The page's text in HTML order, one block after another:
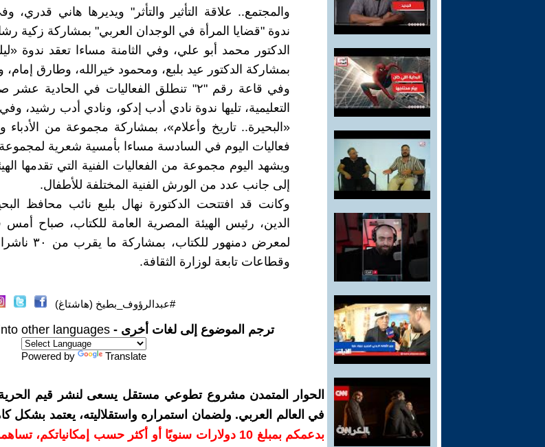
والمجتمع.. علاقة التأثير والتأثر" ويديرها هاني
ندوة "قضايا المرأة في الوجدان العربي" بمشاركة زكية
الدكتور محمد أبو علي، وفي الثامنة مساءا تعقد ندوة
بمشاركة الدكتور عيد بلبع، ومحمود خيرالله، وطارق إمام،
وفي قاعة رقم "٢" تنطلق الفعاليات في الحادية
التعليمية، تليها ندوة نادي أدب إدكو، ونادي أدب رشيد،
«البحيرة.. تاريخ وأعلام»، بمشاركة مجموعة من الأدباء
فعاليات اليوم في السادسة مساءا بأمسية شعرية
ويشهد اليوم مجموعة من الفعاليات الفنية التي تقدمها
إلى جانب عدد من الورش الفنية المختلفة للأطفال.
وكانت قد افتتحت الدكتورة نهال بلبع نائب محافظ
الدين، رئيس الهيئة المصرية العامة للكتاب، صباح أمس
لمعرض دمنهور
وقطاعات تابعة لوزارة الثقافة.
#عبدالرؤوف_بطيخ (هاشتاغ)
ترجم الموضوع إلى لغات أخرى - other languages
Powered by Translate
الحوار المتمدن مشروع تطوعي مستقل يسعى لنشر قيم الحرية،
في العالم العربي. ولضمان استمراره واستقلاليته، يعتمد
بدعمكم بمبلغ 10 دولارات سنويًا أو أكثر حسب